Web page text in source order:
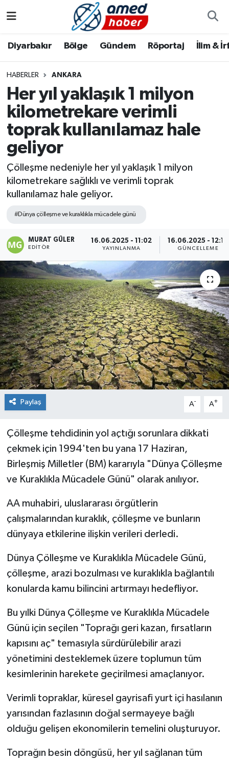
Diyarbakır Bölge Gündem Röportaj İlim &
HABERLER ANKARA
Her yıl yaklaşık 1 milyon
kilometrekare verimli
toprak kullanılamaz hale
geliyor
Çölleşme nedeniyle her yıl yaklaşık 1 milyon
kilometrekare sağlıklı ve verimli toprak
kullanılamaz hale geliyor.
#Dünya çölleşme ve kuraklıkla mücadele günü
MURAT GÜLER
EDITÖR
16.06.2025 - 11:02
YAYINLANMA
16.06.2025 - 12:17
GÜNCELLEME
Paylaş A- A+
Çölleşme tehdidinin yol açtığı sorunlara dikkati
çekmek için 1994'ten bu yana 17 Haziran,
Birleşmiş Milletler (BM) kararıyla "Dünya Çölleşme
ve Kuraklıkla Mücadele Günü" olarak anılıyor.
AA muhabiri, uluslararası örgütlerin
çalışmalarından kuraklık, çölleşme ve bunların
dünyaya etkilerine ilişkin verileri derledi.
Dünya Çölleşme ve Kuraklıkla Mücadele Günü,
çölleşme, arazi bozulması ve kuraklıkla bağlantılı
konularda kamu bilincini artırmayı hedefliyor.
Bu yılki Dünya Çölleşme ve Kuraklıkla Mücadele
Günü için seçilen "Toprağı geri kazan, fırsatların
kapısını aç" temasıyla sürdürülebilir arazi
yönetimini desteklemek üzere toplumun tüm
kesimlerinin harekete geçirilmesi amaçlanıyor.
Verimli topraklar, küresel gayrisafi yurt içi hasılanın
yarısından fazlasının doğal sermayeye bağlı
olduğu gelişen ekonomilerin temelini oluşturuyor.
Toprağın besin döngüsü, her yıl sağlanan tüm
Bölge
Röportaj
Foto Galeri
Yazarlar
Aile
Asayiş
Bilim & Teknoloji
Bölge
Dünya
Eğitim
Genel
Güncel
Gündem
İlim & İrfan
Kültür & Sanat
KURDÎ
Sağlık
Sağlık & Yaşam
Siyaset
Spor
Yaşam
Diyarbakır Hava Durumu
Diyarbakır Namaz Vakitleri
Diyarbakır Trafik Yoğunluk Haritası
Süper Lig Puan Durumu ve Fikstür
Tüm Manşetler
Son Dakika Haberleri